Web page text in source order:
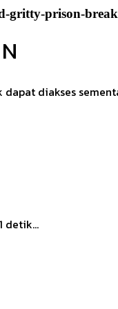
gritty-prison-
diakses
1 detik...